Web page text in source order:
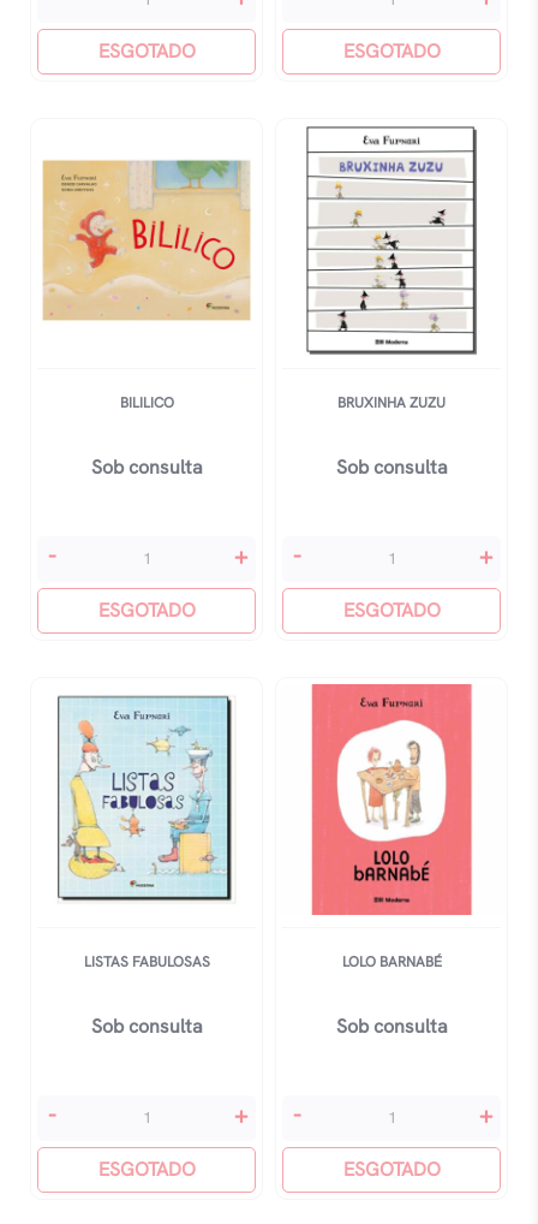
E
Docinhos
Furnari,
Eva
quantidade
ESGOTADO
quantidadeESGOTADO
BILILICO
Sob consulta
Bililico
- +
ESGOTADO
BRUXINHA ZUZU
Sob consulta
Bruxinha
quantidade
- +
ESGOTADO
LISTAS FABULOSAS
Sob consulta
Listas
quantidade
- +
ESGOTADO
LOLO BARNABÉ
Sob consulta
Lolo
quantidade
- +
ESGOTADO